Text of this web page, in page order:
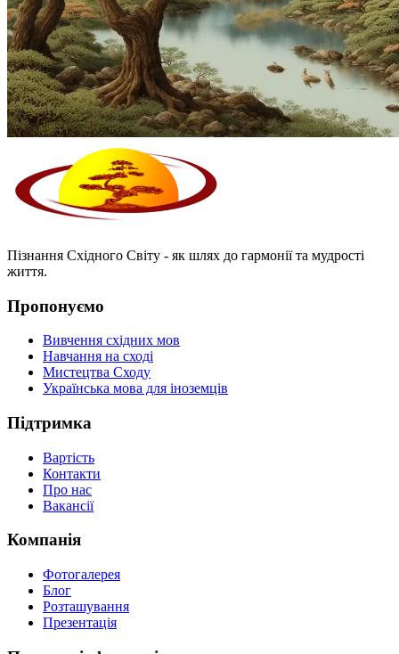
Пізнання Східного Світу - як шлях до гармонії та мудрості
життя.
Пропонуємо
Вивчення східних мов
Навчання на сході
Мистецтва Сходу
Українська мова для іноземців
Підтримка
Вартість
Контакти
Про нас
Вакансії
Компанія
Фотогалерея
Блог
Розташування
Презентація